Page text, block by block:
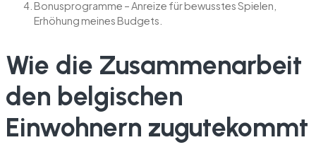
Bonusprogramme – Anreize für bewusstes Spielen,
Erhöhung meines Budgets.
Wie die Zusammenarbeit
den belgischen
Einwohnern zugutekommt